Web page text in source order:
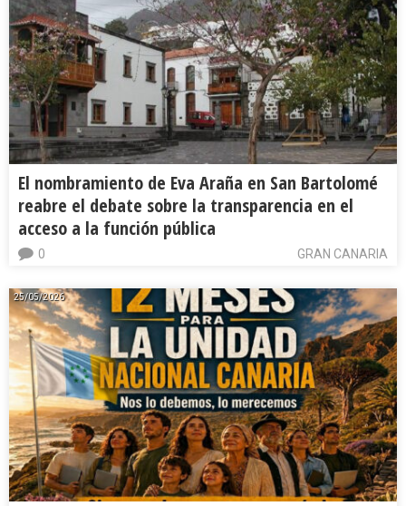
El nombramiento de Eva Araña en San Bartolomé
reabre el debate sobre la transparencia en el
acceso a la función pública
GRAN CANARIA
0
25/05/2026